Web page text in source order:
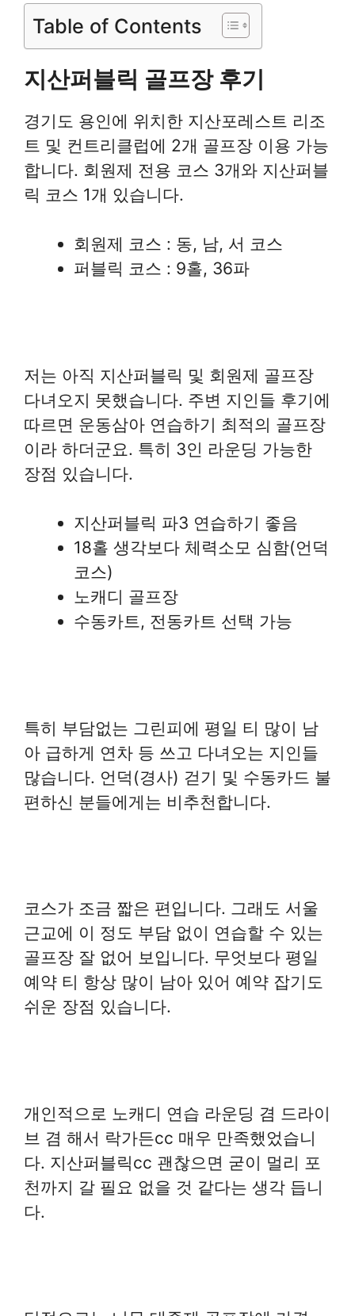
Table of Contents
지산퍼블릭 골프장 후기
경기도 용인에 위치한 지산포레스트 리조
트 및 컨트리클럽에 2개 골프장 이용 가능
합니다. 회원제 전용 코스 3개와 지산퍼블
릭 코스 1개 있습니다.
회원제 코스 : 동, 남, 서 코스
퍼블릭 코스 : 9홀, 36파
저는 아직 지산퍼블릭 및 회원제 골프장
다녀오지 못했습니다. 주변 지인들 후기에
따르면 운동삼아 연습하기 최적의 골프장
이라 하더군요. 특히 3인 라운딩 가능한
장점 있습니다.
지산퍼블릭 파3 연습하기 좋음
18홀 생각보다 체력소모 심함(언덕
코스)
노캐디 골프장
수동카트, 전동카트 선택 가능
특히 부담없는 그린피에 평일 티 많이 남
아 급하게 연차 등 쓰고 다녀오는 지인들
많습니다. 언덕(경사) 걷기 및 수동카드 불
편하신 분들에게는 비추천합니다.
코스가 조금 짧은 편입니다. 그래도 서울
근교에 이 정도 부담 없이 연습할 수 있는
골프장 잘 없어 보입니다. 무엇보다 평일
예약 티 항상 많이 남아 있어 예약 잡기도
쉬운 장점 있습니다.
개인적으로 노캐디 연습 라운딩 겸 드라이
브 겸 해서 락가든cc 매우 만족했었습니
다. 지산퍼블릭cc 괜찮으면 굳이 멀리 포
천까지 갈 필요 없을 것 같다는 생각 듭니
다.